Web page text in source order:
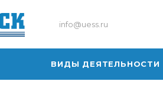
info@uess.ru
ВИДЫ ДЕЯТЕЛЬНОСТИ